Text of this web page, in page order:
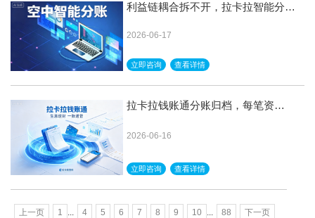
利益链耦合拆不开，拉卡拉智能分账
2026-06-17
立即咨询 查看详情
拉卡拉钱账通分账归档，每笔资金
2026-06-16
立即咨询 查看详情
上一页 1 4 5 6 7 8 9 10 88 下一页